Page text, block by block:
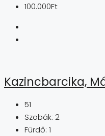
100.000Ft
Kazincbarcika,
51
Szobák: 2
Fürdő: 1